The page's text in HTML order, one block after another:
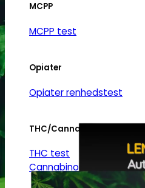
MCPP
MCPP test
Opiater
Opiater renhedstest
THC/Cannabinoider
THC test
Cannabinoider test